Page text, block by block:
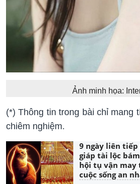
Ảnh minh họa:
(*) Thông tin trong bài chỉ mang
chiêm nghiệm.
9 ngày liên tiếp
giáp tài lộc
hội tụ vận may
cuộc sống an